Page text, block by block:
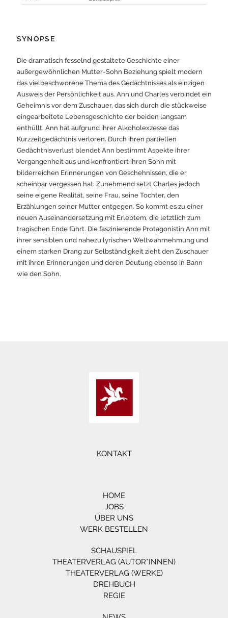
SYNOPSE
Die dramatisch fesselnd gestaltete Geschichte einer
außergewöhnlichen Mutter-Sohn Beziehung spielt modern
das vielbeschworene Thema des Gedächtnisses als einzigen
Ausweis der Persönlichkeit aus. Ann und Charles verbindet ein
Geheimnis vor dem Zuschauer, das sich durch die stückweise
eingearbeitete Lebensgeschichte der beiden langsam
enthüllt. Ann hat aufgrund ihrer Alkoholexzesse das
Kurzzeitgedächtnis verloren. Durch ihren partiellen
Gedächtnisverlust blendet Ann bestimmt Aspekte ihrer
Vergangenheit aus und konfrontiert ihren Sohn mit
bilderreichen Erinnerungen von Geschehnissen, die er
scheinbar vergessen hat. Zunehmend setzt Charles jedoch
seine eigene Realität, seine Frau, seine Tochter, den
Erzählungen seiner Mutter entgegen. So kommt es zu einer
neuen Auseinandersetzung mit Erlebtem, die letztlich zum
tragischen Ende führt. Die faszinierende Protagonistin Ann mit
ihrer sensiblen und nahezu lyrischen Weltwahrnehmung und
einem starken Drang zur Selbständigkeit zieht den Zuschauer
mit ihren Erinnerungen und deren Deutung ebenso in Bann
wie den Sohn.
KONTAKT
HOME
JOBS
ÜBER UNS
WERK BESTELLEN
SCHAUSPIEL
THEATERVERLAG (AUTOR*INNEN)
THEATERVERLAG (WERKE)
DREHBUCH
REGIE